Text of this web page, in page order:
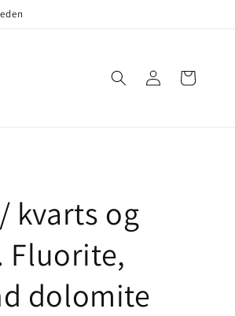
Log
in
Cart
kvarts og
Fluorite,
dolomite